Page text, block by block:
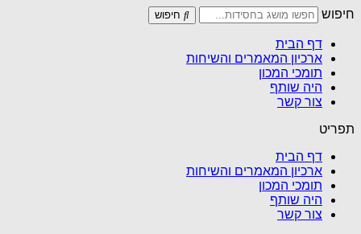
חיפוש חיפוש
דף הבית
ארכיון המאמרים והשיחות
תומכי המכון
היה שותף
צור קשר
תפריט
דף הבית
ארכיון המאמרים והשיחות
תומכי המכון
היה שותף
צור קשר